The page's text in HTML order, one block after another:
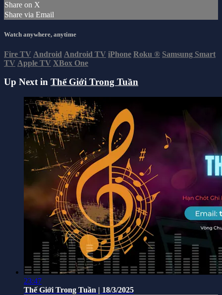
Share on X
Share via Email
Watch anywhere, anytime
Fire TV Android Android TV iPhone Roku ® Samsung Smart
TV Apple TV XBox One
Up Next in Thế Giới Trong Tuần
23:47
Thế Giới Trong Tuần | 18/3/2025